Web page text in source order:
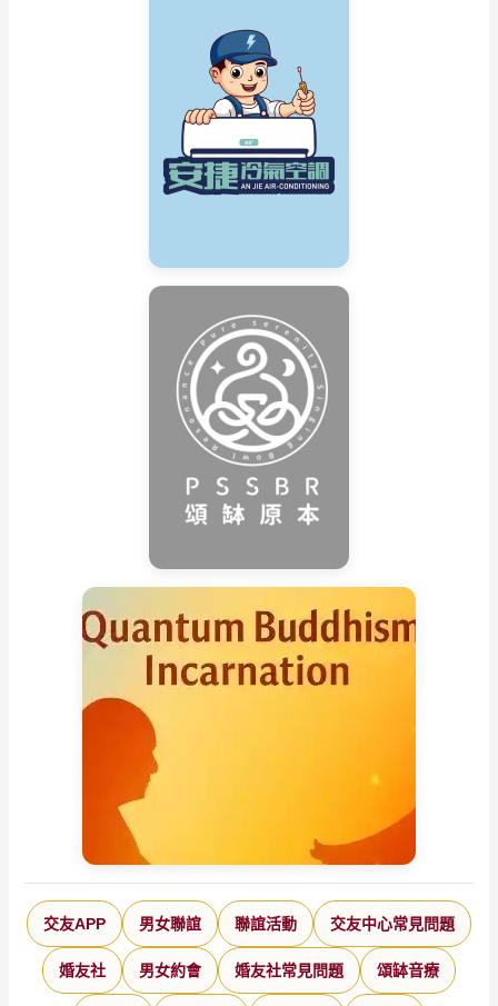
交友APP 男女聯誼 聯誼活動 交友中心常見問題
婚友社 男女約會 婚友社常見問題 頌缽音療